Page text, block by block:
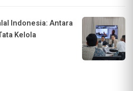
Indonesia: Antara
Kelola